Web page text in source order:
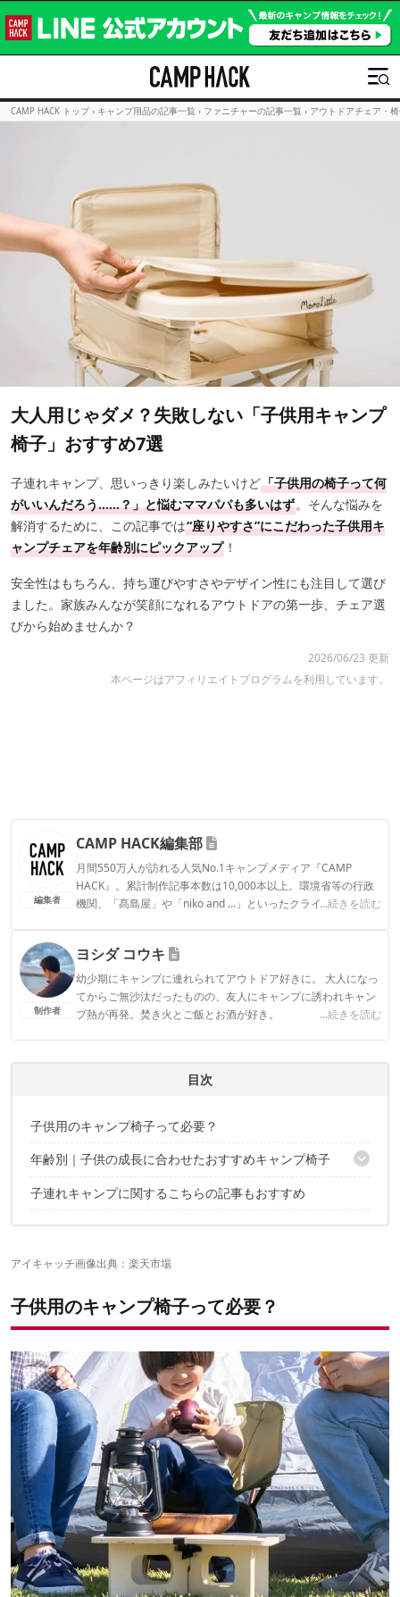
CAMP HACK トップ › キャンプ用品の記事一覧 › ファニチャーの記事一覧 › アウトドアチェア・
大人用じゃダメ？失敗しない「子供用キャンプ
椅子」おすすめ7選
子連れキャンプ、思いっきり楽しみたいけど「子供用の椅子って何
がいいんだろう……？」と悩むママパパも多いはず。そんな悩みを
解消するために、この記事では“座りやすさ”にこだわった子供用キ
ャンプチェアを年齢別にピックアップ ！
安全性はもちろん、持ち運びやすさやデザイン性にも注目して選び
ました。家族みんなが笑顔になれるアウトドアの第一歩、チェア選
びから始めませんか？
2026/06/23 更新
本ページはアフィリエイトプログラムを利用しています。
編集者
CAMP HACK編集部
月間550万人が訪れる人気No.1キャンプメディア『CAMP
HACK』。累計制作記事本数は10,000本以上。環境省等の行政
機関、「髙島屋」や「niko and ...」といったクライアントとの
...続きを読む
CAMP HACK編集部のプロフィール
制作者
ヨシダ コウキ
幼少期にキャンプに連れられてアウトドア好きに。 大人になっ
てからご無沙汰だったものの、友人にキャンプに誘われキャン
プ熱が再発。焚き火とご飯とお酒が好き。
...続きを読む
ヨシダ コウキのプロフィール
目次
子供用のキャンプ椅子って必要？
年齢別｜子供の成長に合わせたおすすめキャンプ椅子
【〜4歳】キャンプ椅子おすすめ4選
子連れキャンプに関するこちらの記事もおすすめ
アイキャッチ画像出典： 楽天市場
子供用のキャンプ椅子って必要？